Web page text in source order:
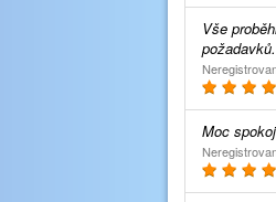
Vše proběhlo dle mých
požadavků.
Moc